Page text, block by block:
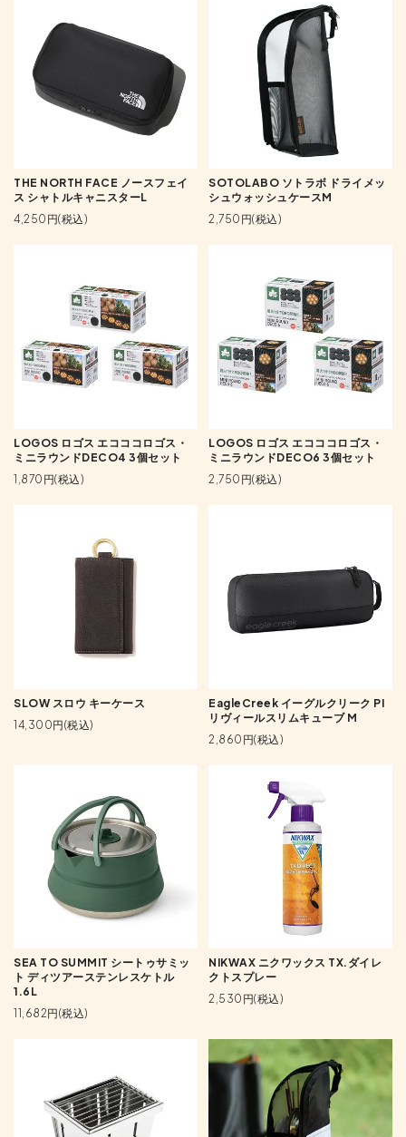
THE NORTH FACE ノースフェイ
ス シャトルキャニスターL
4,250円(税込)
SOTOLABO ソトラボ ドライメッ
シュウォッシュケースM
2,750円(税込)
LOGOS ロゴス エコココロゴス・
ミニラウンドDECO4 3個セット
1,870円(税込)
LOGOS ロゴス エコココロゴス・
ミニラウンドDECO6 3個セット
2,750円(税込)
SLOW スロウ キーケース
14,300円(税込)
EagleCreek イーグルクリーク PI
リヴィールスリムキューブ M
2,860円(税込)
SEA TO SUMMIT シートゥサミッ
ト ディツアーステンレスケトル
1.6L
11,682円(税込)
NIKWAX ニクワックス TX.ダイレ
クトスプレー
2,530円(税込)